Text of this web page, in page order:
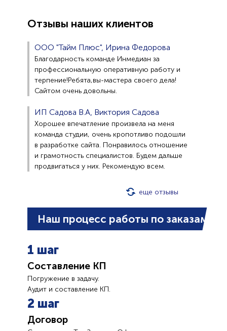
Отзывы наших клиентов
ООО "Тайм Плюс", Ирина Федорова
Благодарность команде Инмедиан за
профессиональную оперативную работу и
терпение!Ребята,вы-мастера своего дела!
Сайтом очень довольны.
ИП Садова В.А, Виктория Садова
Хорошее впечатление произвела на меня
команда студии, очень кропотливо подошли
в разработке сайта. Понравилось отношение
и грамотность специалистов. Будем дальше
продвигаться у них. Рекомендую всем.
еще отзывы
Наш процесс работы по заказам
1 шаг
Составление КП
Погружение в задачу.
Аудит и составление КП.
2 шаг
Договор